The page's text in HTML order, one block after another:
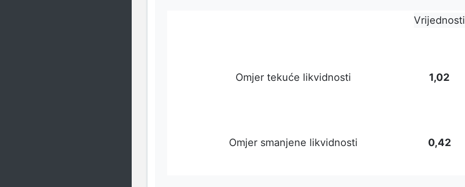
Vrijednosti
Omjer tekuće likvidnosti 1,02
Omjer smanjene likvidnosti 0,42